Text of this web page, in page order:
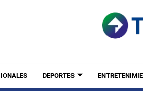
DEPORTES